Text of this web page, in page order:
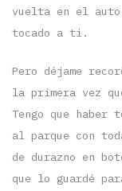
vuelta en el
tocado a ti.
Pero déjame
la primera vez
Tengo que haber
al parque con
de durazno en
que lo guardé